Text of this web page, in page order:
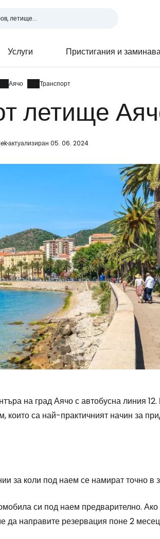
Услуги Пристигания и
Аячо Транспорт
летище
актуализиран 05. 06. 2024
на град Аячо с автобусна линия
които са най-практичният начин за
за коли под наем се намират точно в
си под наем предварително.
да направите резервация поне 2